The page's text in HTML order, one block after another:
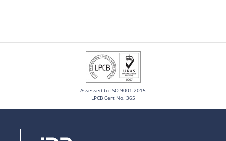
Assessed to ISO 9001:2015
LPCB Cert No. 365